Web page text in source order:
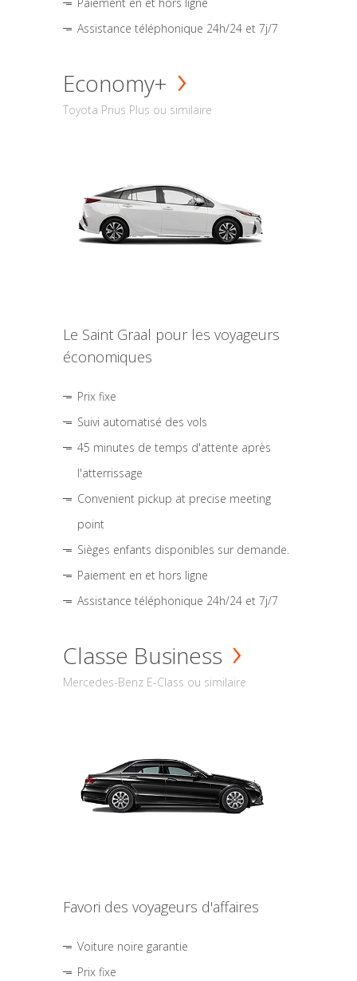
Assistance téléphonique 24h/24 et 7j/7
Economy+
Toyota Prius Plus ou similaire
Le Saint Graal pour les voyageurs
économiques
Prix fixe
Suivi automatisé des vols
45 minutes de temps d'attente après
l'atterrissage
Convenient pickup at precise meeting
point
Sièges enfants disponibles sur demande.
Paiement en et hors ligne
Assistance téléphonique 24h/24 et 7j/7
Classe Business
Mercedes-Benz E-Class ou similaire
Favori des voyageurs d'affaires
Voiture noire garantie
Prix fixe